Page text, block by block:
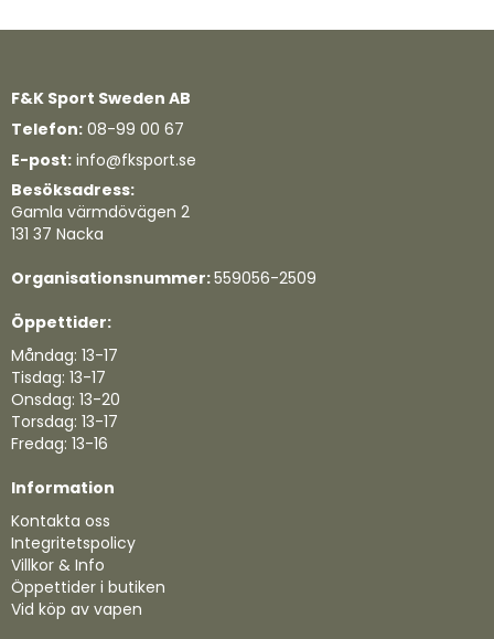
F&K Sport Sweden AB
Telefon: 08-99 00 67
E-post: info@fksport.se
Besöksadress:
Gamla värmdövägen 2
131 37 Nacka
Organisationsnummer:559056-2509
Öppettider:
Måndag: 13-17
Tisdag: 13-17
Onsdag: 13-20
Torsdag: 13-17
Fredag: 13-16
Information
Kontakta oss
Integritetspolicy
Villkor & Info
Öppettider i butiken
Vid köp av vapen